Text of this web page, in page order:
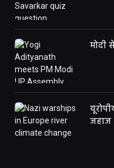
मोदी
जहाज